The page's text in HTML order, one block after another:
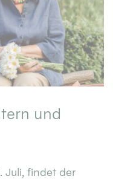
und
Juli, findet der